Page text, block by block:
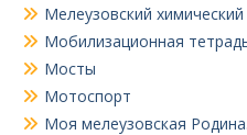
Мелеузовский
Мобилизационная
Мосты
Мотоспорт
Моя мелеузовская